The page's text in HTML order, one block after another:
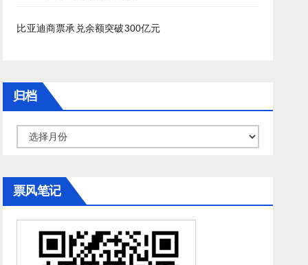
比亚迪商票承兑余额突破300亿元
归档
档
票风笔记